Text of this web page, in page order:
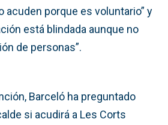
acuden porque es voluntario” y
está blindada aunque no
de personas”.
Barceló ha preguntado
si acudirá a Les Corts